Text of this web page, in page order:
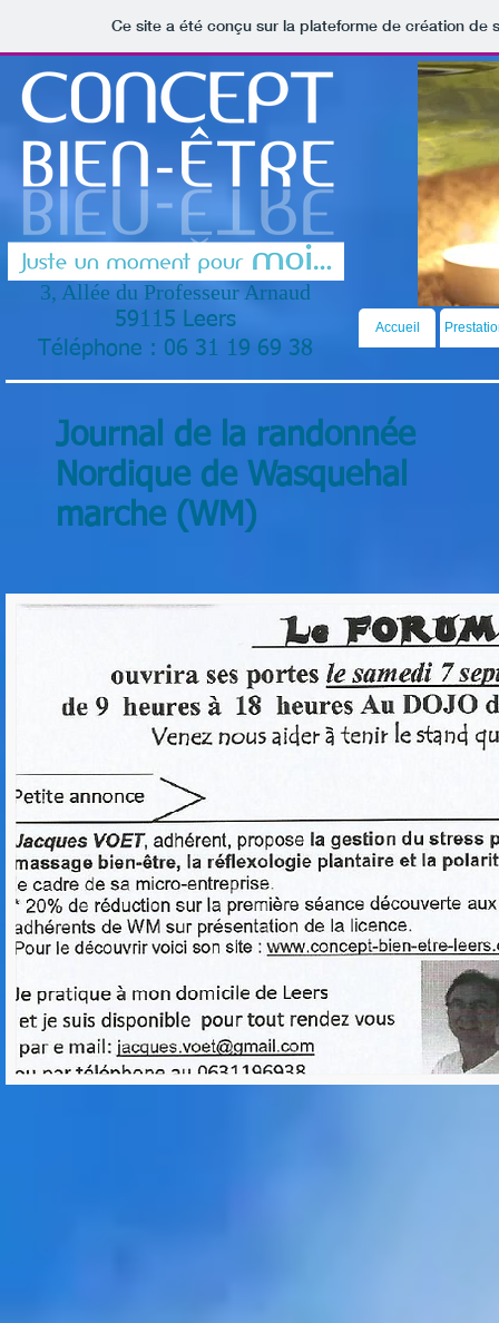
Ce site a été conçu sur la plateforme de création de
3, Allée du Professeur Arnaud
59115 Leers
Téléphone : 06 31 19 69 38
Accueil
.
Journal de la randonnée
Nordique de Wasquehal
marche (WM)